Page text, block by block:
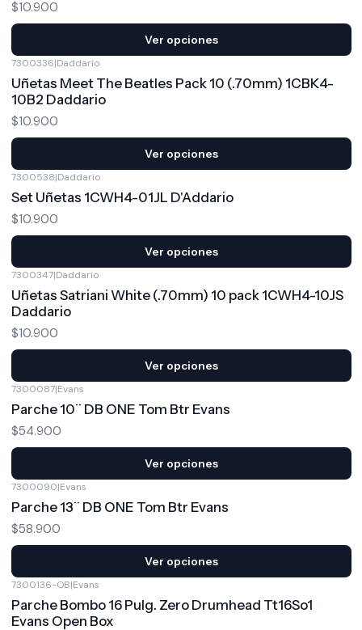
$10.900
Ver opciones
7300336|Daddario
Uñetas Meet The Beatles Pack 10 (.70mm) 1CBK4-
10B2 Daddario
$10.900
Ver opciones
7300538|Daddario
Set Uñetas 1CWH4-01JL D'Addario
$10.900
Ver opciones
7300347|Daddario
Uñetas Satriani White (.70mm) 10 pack 1CWH4-10JS
Daddario
$10.900
Ver opciones
7300087|Evans
Parche 10¨ DB ONE Tom Btr Evans
$54.900
Ver opciones
7300090|Evans
Parche 13¨ DB ONE Tom Btr Evans
$58.900
Ver opciones
7300136-OB|Evans
Parche Bombo 16 Pulg. Zero Drumhead Tt16So1
Evans Open Box